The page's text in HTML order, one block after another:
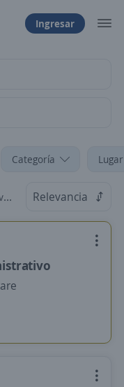
Ingresar
Categoría
Relevancia